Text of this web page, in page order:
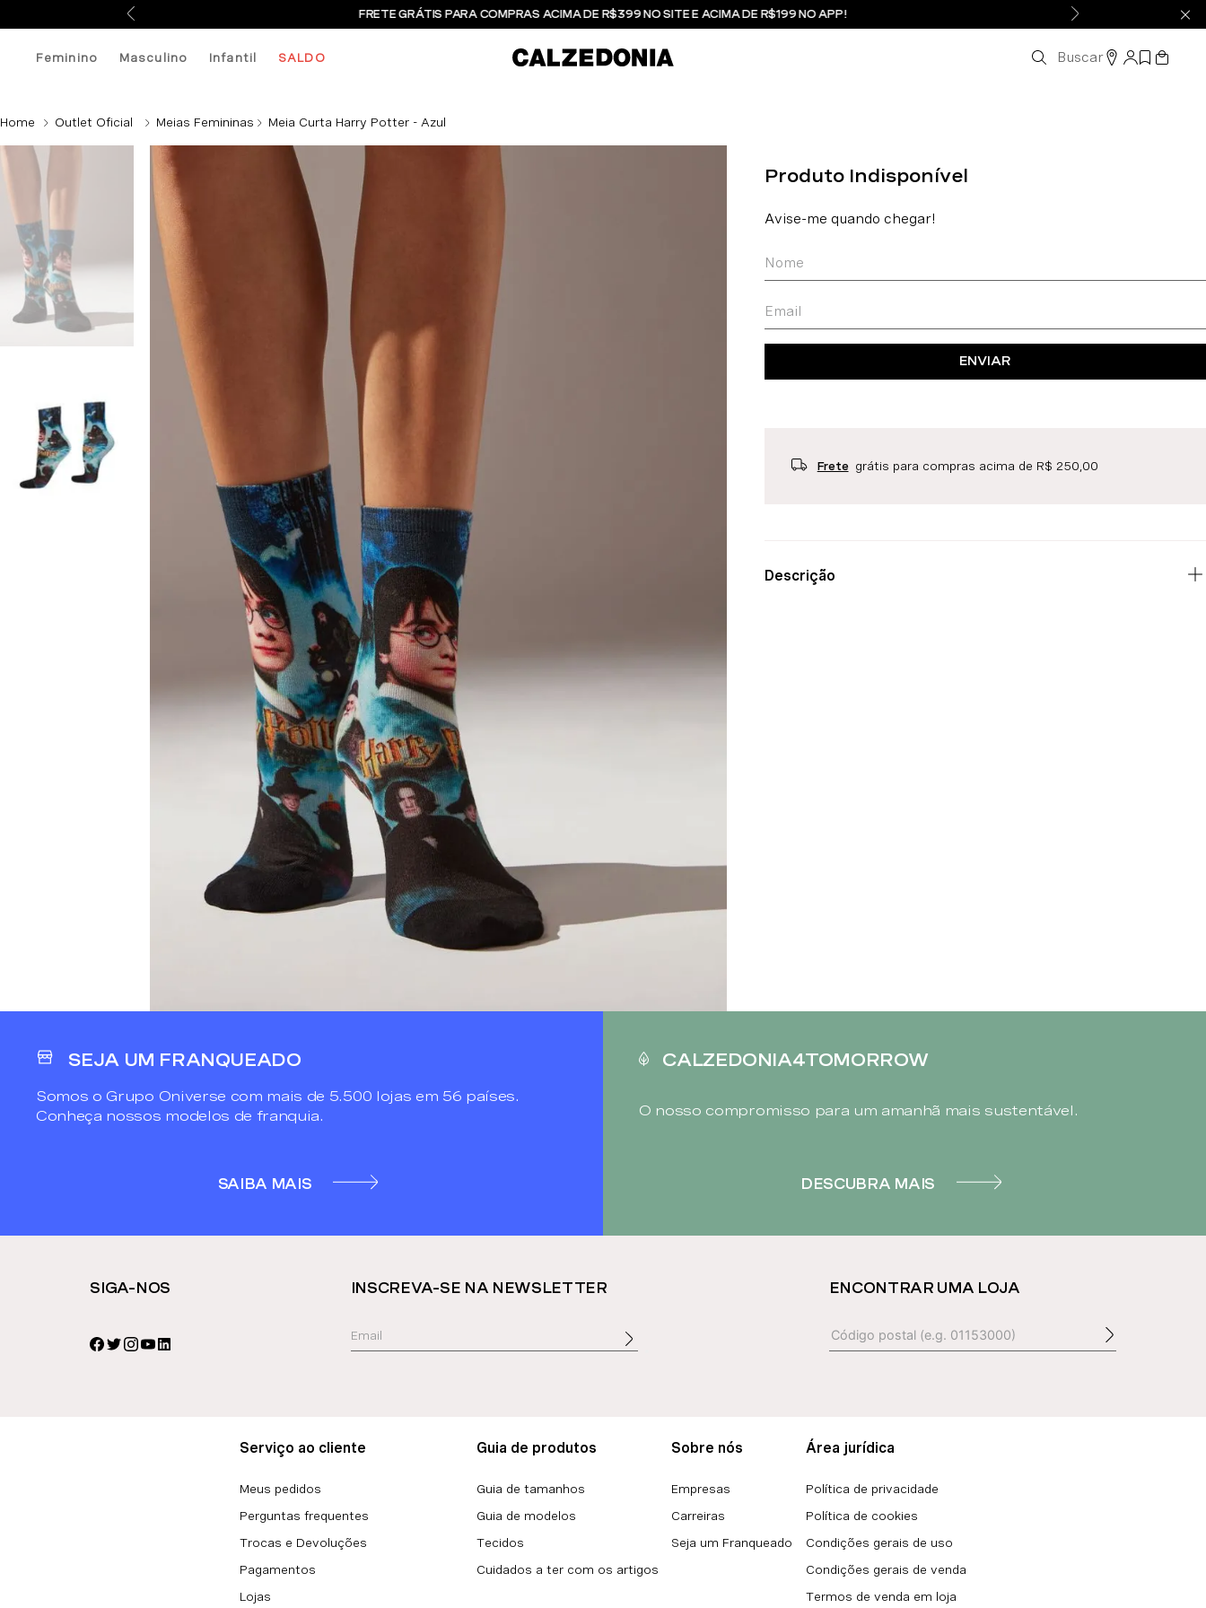
FRETE GRÁTIS PARA COMPRAS ACIMA DE R$399 NO SITE E ACIMA DE R$199 NO APP!
Feminino Masculino Infantil SALDO Buscar
Outlet Oficial Meias Femininas Meia Curta Harry Potter - Azul
ENVIAR
Frete grátis para compras acima de R$ 250,00
Descrição
SEJA UM FRANQUEADO
Somos o Grupo Oniverse com mais de 5.500 lojas em 56 países.
Conheça nossos modelos de franquia.
SAIBA MAIS
CALZEDONIA4TOMORROW
O nosso compromisso para um amanhã mais sustentável.
DESCUBRA MAIS
SIGA-NOS INSCREVA-SE NA NEWSLETTER ENCONTRAR UMA LOJA
Serviço ao cliente
Meus pedidos
Perguntas frequentes
Trocas e Devoluções
Pagamentos
Lojas
Guia de produtos
Guia de tamanhos
Guia de modelos
Tecidos
Cuidados a ter com os artigos
Sobre nós
Empresas
Carreiras
Seja um Franqueado
Área jurídica
Política de privacidade
Política de cookies
Condições gerais de uso
Condições gerais de venda
Termos de venda em loja